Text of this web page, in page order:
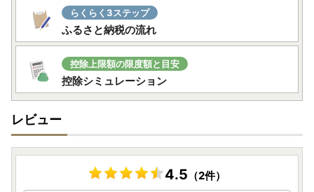
▶返礼品や配送に関するお問い合わせ窓口
山鹿市ふるさと納税サポート室
TEL：050-8888-7822
Mail：yamaga@steamship.co.jp
受付時間：平日9:00-17:30
す。
らくらく3ステップ
ふるさと納税の流れ
控除上限額の限度額と目安
控除シミュレーション
レビュー
4.5 （2件）